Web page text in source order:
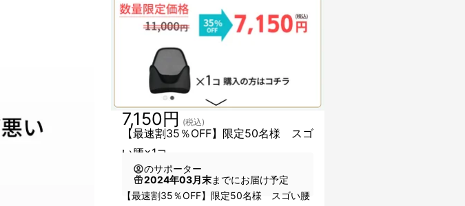
【最速割35％OFF】限定50名様 スゴ
い腰×1コ
7,150円 (税込)
のサポーター
2024年03月末までにお届け予定
【最速割35％OFF】限定50名様 スゴい腰